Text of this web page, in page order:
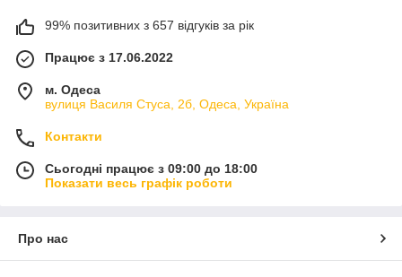
99% позитивних з 657 відгуків за рік
Працює з 17.06.2022
м. Одеса
вулиця Василя Стуса, 2б, Одеса, Україна
Контакти
Сьогодні працює з 09:00 до 18:00
Показати весь графік роботи
Про нас